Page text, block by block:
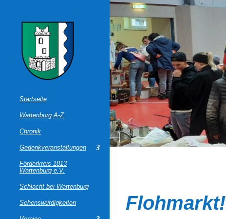
Startseite
Wartenburg A-Z
Chronik
Gedenkveranstaltungen
Förderkreis 1813
Wartenburg e.V.
Schlacht bei Wartenburg
Sehenswürdigkeiten Flohmarkt!